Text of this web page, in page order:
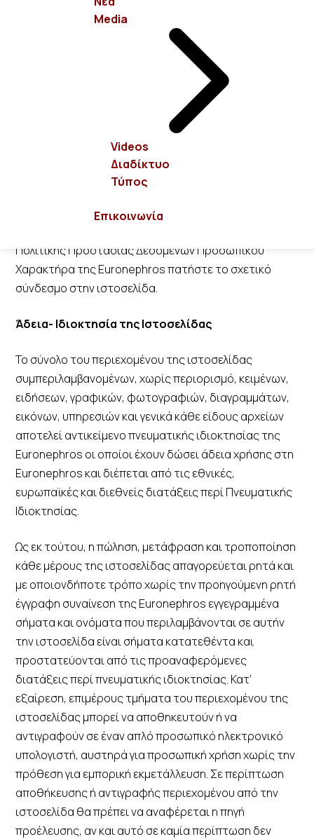
Media
Videos
Διαδίκτυο
Τύπος
Επικοινωνία
πραγματοποίηση οποιασδήποτε αλλαγής σε αυτούς
τους Όρους χρήσης σημαίνει ότι αποδέχεστε αυτές
τις αλλαγές. Κάθε στοιχείο της Ιστοσελίδας μπορεί να
τροποποιηθεί, να συμπληρωθεί, να διαγραφεί ή να
ενημερωθεί χωρίς προειδοποίηση, κατά την απόλυτη
Προστασία Προσωπικών Δεδομένων
Η Πολιτική Προστασίας Δεδομένων Προσωπικού
πληροφοριών που συλλέγονται ή παρέχονται από
Πολιτικής Προστασίας Δεδομένων Προσωπικού
Χαρακτήρα της Euronephros πατήστε το σχετικό
σύνδεσμο στην ιστοσελίδα.
Άδεια- Ιδιοκτησία της Ιστοσελίδας
Το σύνολο του περιεχομένου της ιστοσελίδας
συμπεριλαμβανομένων, χωρίς περιορισμό, κειμένων,
ειδήσεων, γραφικών, φωτογραφιών, διαγραμμάτων,
εικόνων, υπηρεσιών και γενικά κάθε είδους αρχείων
αποτελεί αντικείμενο πνευματικής ιδιοκτησίας της
Euronephros οι οποίοι έχουν δώσει άδεια χρήσης στη
Euronephros και διέπεται από τις εθνικές,
ευρωπαϊκές και διεθνείς διατάξεις περί Πνευματικής
Ιδιοκτησίας.
Ως εκ τούτου, η πώληση, μετάφραση και τροποποίηση
κάθε μέρους της ιστοσελίδας απαγορεύεται ρητά και
με οποιονδήποτε τρόπο χωρίς την προηγούμενη ρητή
έγγραφη συναίνεση της Euronephros εγγεγραμμένα
σήματα και ονόματα που περιλαμβάνονται σε αυτήν
την ιστοσελίδα είναι σήματα κατατεθέντα και
προστατεύονται από τις προαναφερόμενες
διατάξεις περί πνευματικής ιδιοκτησίας. Κατ’
εξαίρεση, επιμέρους τμήματα του περιεχομένου της
ιστοσελίδας μπορεί να αποθηκευτούν ή να
αντιγραφούν σε έναν απλό προσωπικό ηλεκτρονικό
υπολογιστή, αυστηρά για προσωπική χρήση χωρίς την
πρόθεση για εμπορική εκμετάλλευση. Σε περίπτωση
αποθήκευσης ή αντιγραφής περιεχομένου από την
ιστοσελίδα θα πρέπει να αναφέρεται η πηγή
προέλευσης, αν και αυτό σε καμία περίπτωση δεν